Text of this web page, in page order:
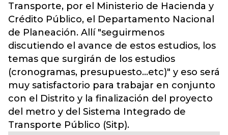
Transporte, por el Ministerio de Hacienda y
Crédito Público, el Departamento Nacional
de Planeación. Allí "seguirmenos
discutiendo el avance de estos estudios, los
temas que surgirán de los estudios
(cronogramas, presupuesto...etc)" y eso será
muy satisfactorio para trabajar en conjunto
con el Distrito y la finalización del proyecto
del metro y del Sistema Integrado de
Transporte Público (Sitp).